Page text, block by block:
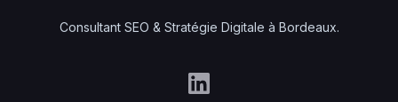
Consultant SEO & Stratégie Digitale à Bordeaux.